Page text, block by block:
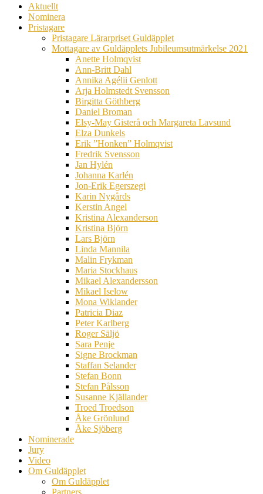
Aktuellt
Nominera
Pristagare
Pristagare Lärarpriset Guldäpplet
Mottagare av Guldäpplets Jubileumsutmärkelse 2021
Anette Holmqvist
Ann-Britt Dahl
Annika Agélii Genlott
Arja Holmstedt Svensson
Birgitta Göthberg
Daniel Broman
Elsy-May Gisterå och Margareta Lavsund
Elza Dunkels
Erik ”Honken” Holmqvist
Fredrik Svensson
Jan Hylén
Johanna Karlén
Jon-Erik Egerszegi
Karin Nygårds
Kerstin Angel
Kristina Alexanderson
Kristina Björn
Lars Björn
Linda Mannila
Malin Frykman
Maria Stockhaus
Mikael Alexandersson
Mikael Iselow
Mona Wiklander
Patricia Diaz
Peter Karlberg
Roger Säljö
Sara Penje
Signe Brockman
Staffan Selander
Stefan Bonn
Stefan Pålsson
Susanne Kjällander
Troed Troedson
Åke Grönlund
Åke Sjöberg
Nominerade
Jury
Video
Om Guldäpplet
Om Guldäpplet
Partners